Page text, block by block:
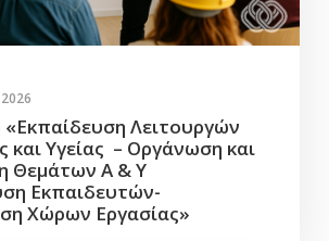
«Εκπαίδευση Λειτουργών
και Υγείας – Οργάνωση και
Θεμάτων Α & Υ
Εκπαιδευτών-
Χώρων Εργασίας»